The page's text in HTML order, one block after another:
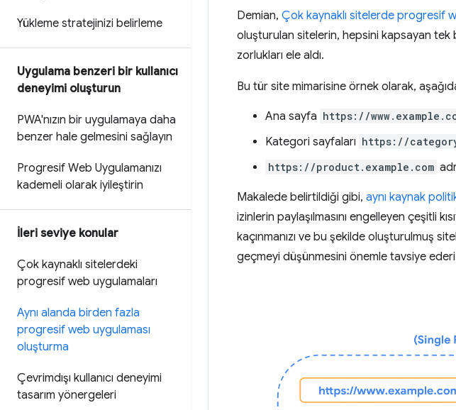
Yükleme stratejinizi belirleme
Uygulama benzeri bir kullanıcı
deneyimi oluşturun
PWA'nızın bir uygulamaya daha
benzer hale gelmesini sağlayın
Progresif Web Uygulamanızı
kademeli olarak iyileştirin
İleri seviye konular
Çok kaynaklı sitelerdeki
progresif web uygulamaları
Aynı alanda birden fazla
progresif web uygulaması
oluşturma
Çevrimdışı kullanıcı deneyimi
tasarım yönergeleri
Demian, Çok kaynaklı sitelerde progresif
oluşturulan sitelerin, hepsini kapsayan tek
zorlukları ele aldı.
Bu tür site mimarisine örnek olarak,
Ana sayfa https://
Kategori sayfaları https://
https://product.example.com
Makalede belirtildiği gibi, aynı kaynak
izinlerin paylaşılmasını engelleyen çeşitli
kaçınmanızı ve bu şekilde oluşturulmuş
geçmeyi düşünmesini önemle tavsiye